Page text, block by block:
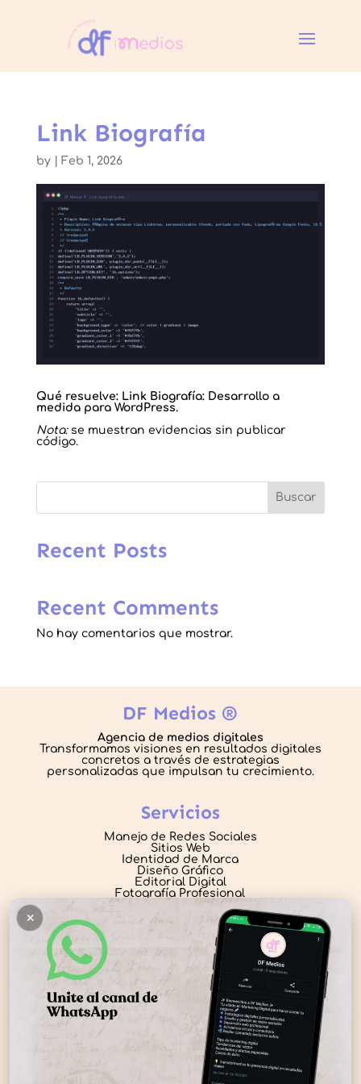
Link Biografía
by | Feb 1, 2026
Qué resuelve: Link Biografía: Desarrollo a
medida para WordPress.
Nota:se muestran evidencias sin publicar
código.
Buscar
Recent Posts
Recent Comments
No hay comentarios que mostrar.
DF Medios ®
Agencia de medios digitales
Transformamos visiones en resultados digitales
concretos a través de estrategias
personalizadas que impulsan tu crecimiento.
Servicios
Manejo de Redes Sociales
Sitios Web
Identidad de Marca
Diseño Gráfico
Editorial Digital
Fotografía Profesional
Contacto
daiana@dfmedios.com.ar
+54 9 11 7058-8355
Buenos Aires, Argentina
Lunes a Jueves de 9 a 15 hs
Seguinos
×